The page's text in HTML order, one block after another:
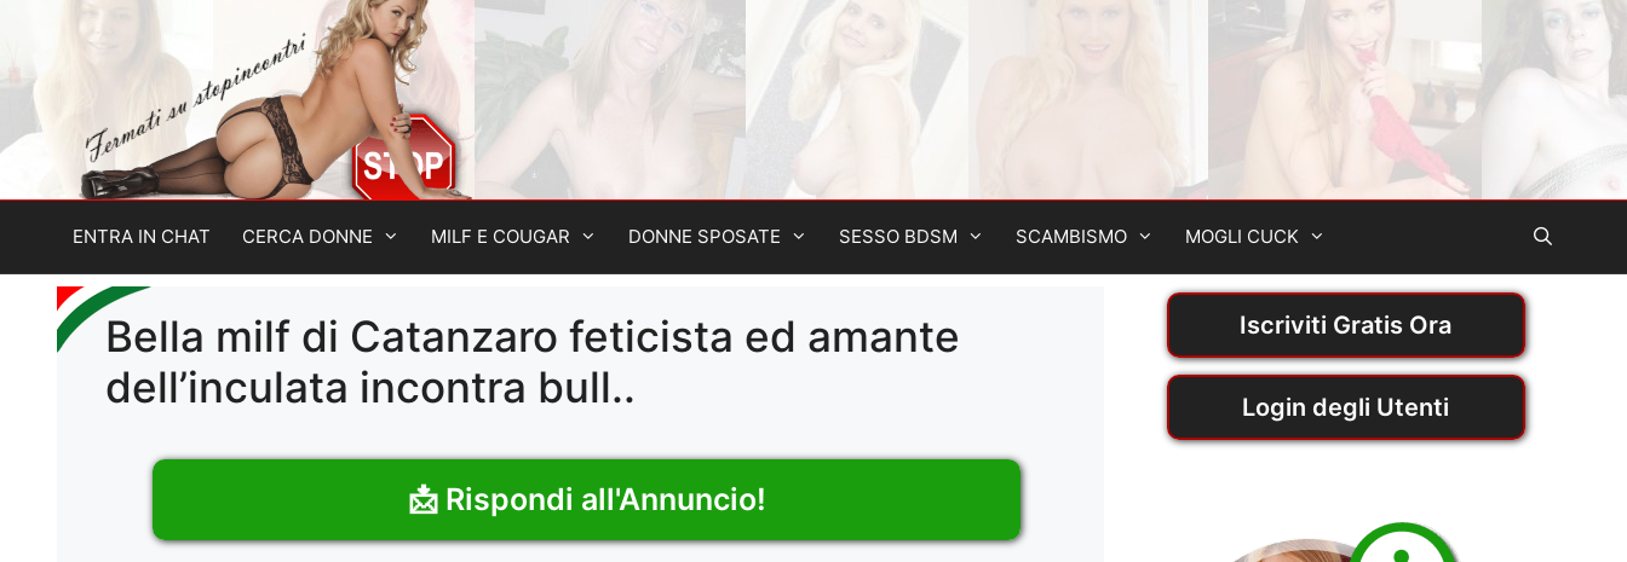
contenuto
ENTRA IN CHAT CERCA DONNE MILF E COUGAR DONNE SPOSATE SESSO BDSM SCAMBISMO MOGLI CUCK
Bella milf di Catanzaro feticista ed amante
dell’inculata incontra bull..
📩 Rispondi all'Annuncio!
Iscriviti Gratis Ora
Login degli Utenti